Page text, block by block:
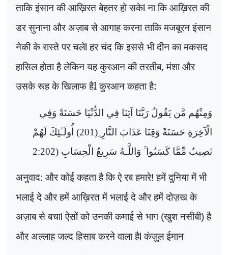
ताकि इंसान की आख़िरत बेहतर हो सकेlना कि आख़िरत की
डर सुनाना और अज़ाब से आगाह करना ताकि मजबूरन इंसान
नेकी के रास्ते पर चलेlहर चंद कि इससे भी दीन का मकसद
हासिल होता है लेकिन यह कुरआन की तरतीब, मंशा और
उसके रूह के खिलाफ हैl कुरआन कहता है:
وَمِنْهُم مَّن يَقُولُ رَبَّنَا آتِنَا فِي الدُّنْيَا حَسَنَةً وَفِي
الْآخِرَةِ حَسَنَةً وَقِنَا عَذَابَ النَّارِ ِ(201) أُولَـٰئِكَ لَهُمْ
نَصِيبٌ مِّمَّا كَسَبُوا ۚ وَاللَّـهُ سَرِيعُ الْحِسَابِ (2:202
अनुवाद: और कोई कहता है कि ऐ रब हमारे!हमें दुनिया में भी
भलाई दे और हमें आख़िरत में भलाई दे और हमें दोज़ख के
अज़ाब से बचाlऐसों को उनकी कमाई से भाग (खुश नसीबी)है
और अल्लाह जल्द हिसाब करने वाला हैlकंज़ुल ईमान